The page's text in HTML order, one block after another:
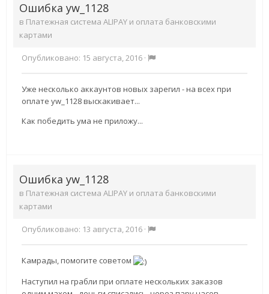
Ошибка yw_1128
в Платежная система ALIPAY и оплата банковскими
картами
Опубликовано: 15 августа, 2016 ·
Уже несколько аккаунтов новых зарегил - на всех при
оплате yw_1128 выскакивает...
Как победить ума не приложу...
Ошибка yw_1128
в Платежная система ALIPAY и оплата банковскими
картами
Опубликовано: 13 августа, 2016 ·
Камрады, помогите советом
Наступил на грабли при оплате нескольких заказов